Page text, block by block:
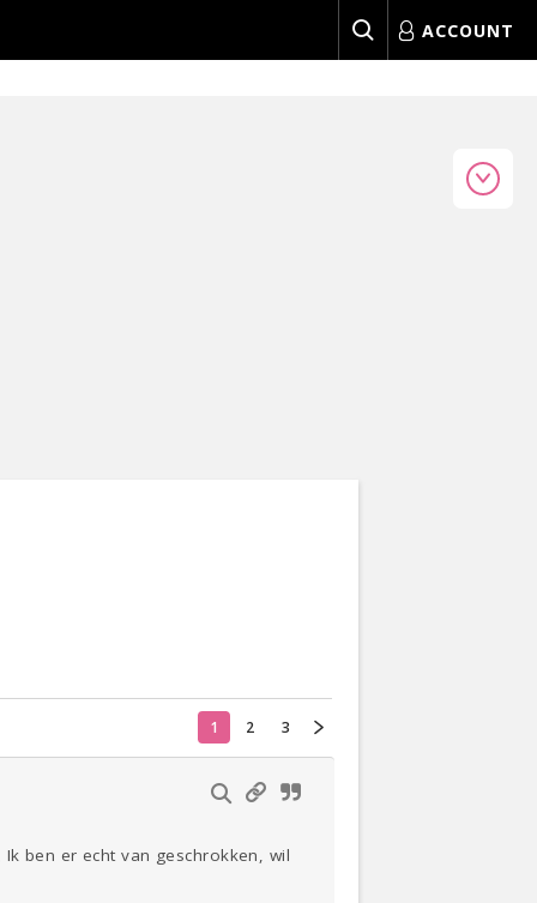
ACCOUNT
1 2 3
ben er echt van geschrokken, wil